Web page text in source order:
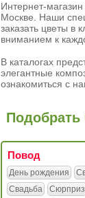
Интернет-
Москве. Наши
заказать цветы в
вниманием к
В каталогах
элегантные
ознакомиться с
Подобрать
Повод
День рождения
Свадьба
Сюрприз